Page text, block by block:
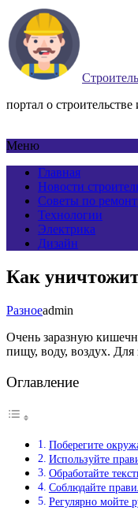
портал о
Меню
Главная
Новости
Советы по
Технологии
Электрика
Дизайн
Как
Разноеadmin
Очень заразную
пищу, воду, воздух.
Оглавление
Поберегите
Используйте
Обработайте
Соблюдайте
Регулярно мойте